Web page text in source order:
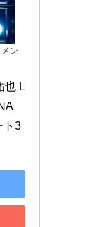
ン
也 L
ト3